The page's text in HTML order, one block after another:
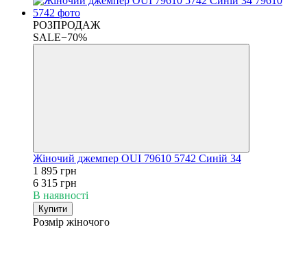
РОЗПРОДАЖ
SALE−70%
Жіночий джемпер OUI 79610 5742 Синій 34
1 895 грн
6 315 грн
В наявності
Купити
Розмір жіночого